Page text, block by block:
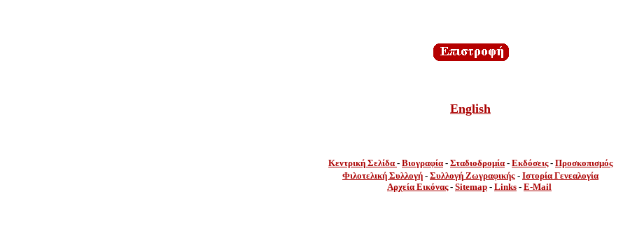
English
Κεντρική Σελίδα - Βιογραφία - Σταδιοδρομία - Εκδόσεις- Προσκοπισμός
Φιλοτελική Συλλογή - Συλλογή Ζωγραφικής - Ιστορία Γενεαλογία
Αρχεία Εικόνας- Sitemap - Links - E-Mail